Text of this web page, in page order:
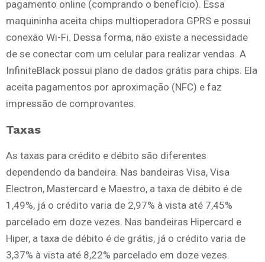
pagamento online (comprando o benefício). Essa
maquininha aceita chips multioperadora GPRS e possui
conexão Wi-Fi. Dessa forma, não existe a necessidade
de se conectar com um celular para realizar vendas. A
InfiniteBlack possui plano de dados grátis para chips. Ela
aceita pagamentos por aproximação (NFC) e faz
impressão de comprovantes.
Taxas
As taxas para crédito e débito são diferentes
dependendo da bandeira. Nas bandeiras Visa, Visa
Electron, Mastercard e Maestro, a taxa de débito é de
1,49%, já o crédito varia de 2,97% à vista até 7,45%
parcelado em doze vezes. Nas bandeiras Hipercard e
Hiper, a taxa de débito é de grátis, já o crédito varia de
3,37% à vista até 8,22% parcelado em doze vezes.